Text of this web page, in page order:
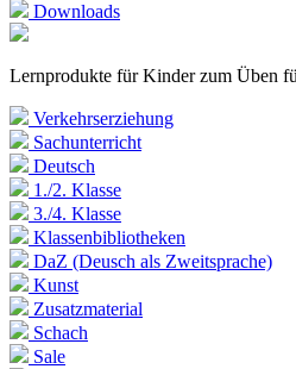
Downloads
Lernprodukte für Kinder zum Üben
Verkehrserziehung
Sachunterricht
Deutsch
1./2. Klasse
3./4. Klasse
Klassenbibliotheken
DaZ (Deusch als Zweitsprache)
Kunst
Zusatzmaterial
Schach
Sale